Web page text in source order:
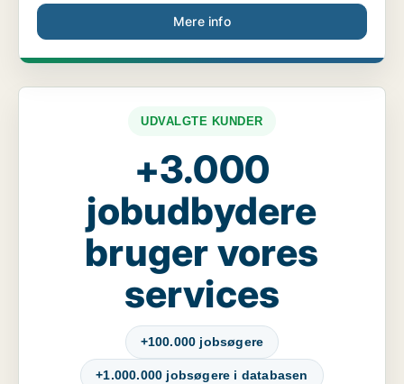
Mere info
UDVALGTE KUNDER
+3.000
jobudbydere
bruger vores
services
+100.000 jobsøgere
+1.000.000 jobsøgere i databasen